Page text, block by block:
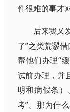
件很难的事才对
后来我又
了”之类荒谬
帮他们办理“
试前办理，并
明和病假条）
考”。那为什